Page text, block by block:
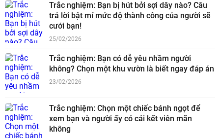
Trắc nghiệm: Bạn bị hút bởi sợi dây nào? Câu
trả lời bật mí mức độ thành công của người sẽ
cưới bạn!
25/02/2026
Trắc nghiệm: Bạn có dễ yêu nhầm người
không? Chọn một khu vườn là biết ngay đáp án
23/02/2026
Trắc nghiệm: Chọn một chiếc bánh ngọt để
xem bạn và người ấy có cái kết viên mãn
không